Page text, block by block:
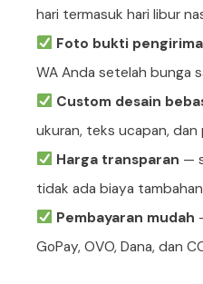
hari termasuk hari libur
Foto bukti
WA Anda setelah bunga
Custom desain
ukuran, teks ucapan, dan
Harga transparan —
tidak ada biaya
Pembayaran mudah
GoPay, OVO, Dana, dan